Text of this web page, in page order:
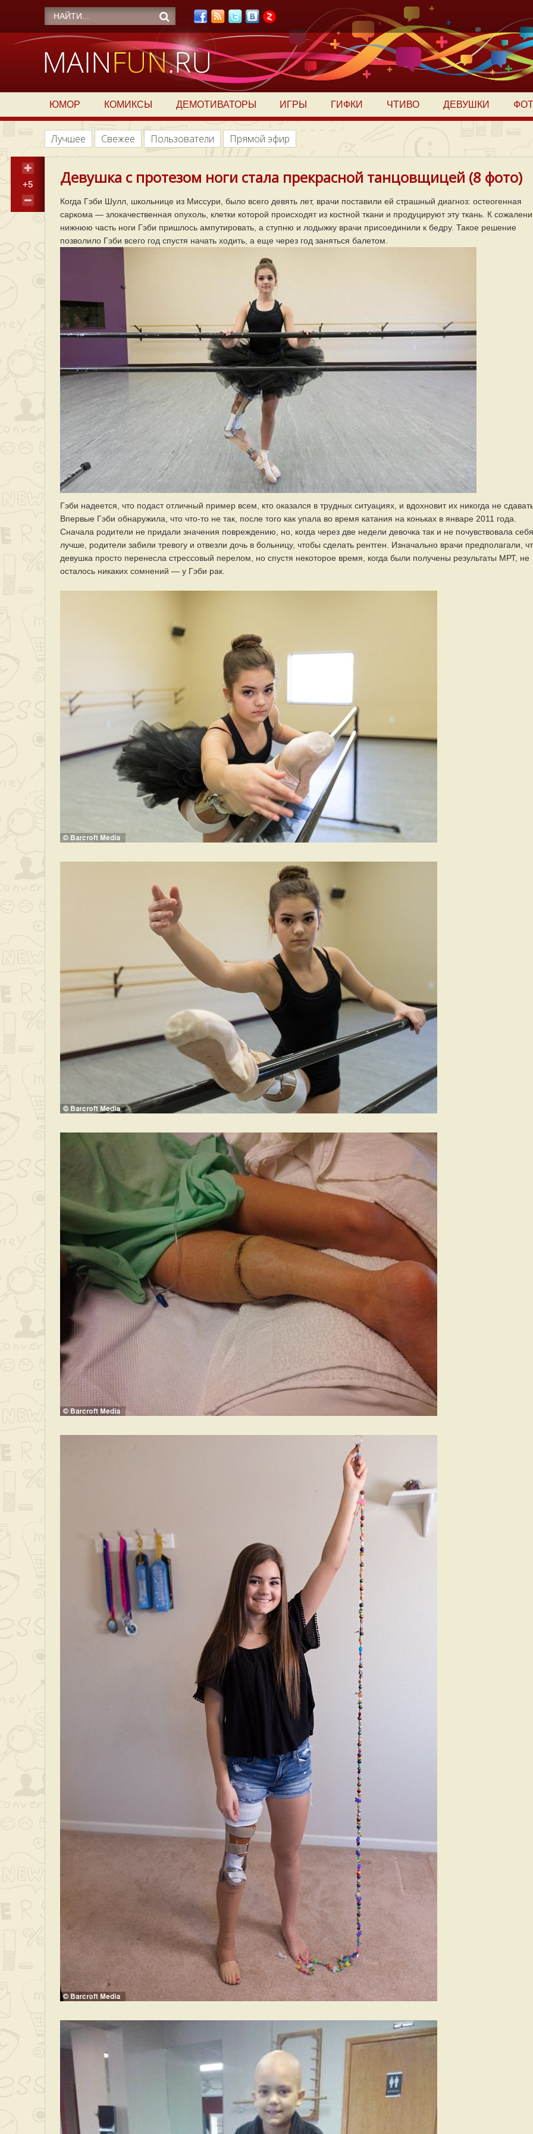
ЮМОР КОМИКСЫ ДЕМОТИВАТОРЫ ИГРЫ ГИФКИ ЧТИВО ДЕВУШКИ
Лучшее Свежее Пользователи Прямой эфир
+5 Девушка с протезом ноги стала прекрасной танцовщицей (8 фото)
Когда Гэби Шулл, школьнице из Миссури, было всего девять лет, врачи поставили ей страшный диагноз: остеогенная
саркома — злокачественная опухоль, клетки которой происходят из костной ткани и продуцируют эту ткань. К
нижнюю часть ноги Гэби пришлось ампутировать, а ступню и лодыжку врачи присоединили к бедру. Такое решение
позволило Гэби всего год спустя начать ходить, а еще через год заняться балетом.
Гэби надеется, что подаст отличный пример всем, кто оказался в трудных ситуациях, и вдохновит их никогда не
Впервые Гэби обнаружила, что что-то не так, после того как упала во время катания на коньках в январе 2011 года.
Сначала родители не придали значения повреждению, но, когда через две недели девочка так и не почувствовала себя
лучше, родители забили тревогу и отвезли дочь в больницу, чтобы сделать рентген. Изначально врачи предполагали,
девушка просто перенесла стрессовый перелом, но спустя некоторое время, когда были получены результаты МРТ, не
осталось никаких сомнений — у Гэби рак.